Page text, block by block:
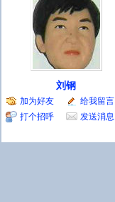
刘钢
加为好友
给我留言
打个招呼
发送消息